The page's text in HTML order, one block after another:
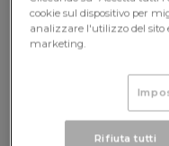
cookie sul dispositivo per
analizzare l'utilizzo del sito
marketing.
Rifiuta tutti